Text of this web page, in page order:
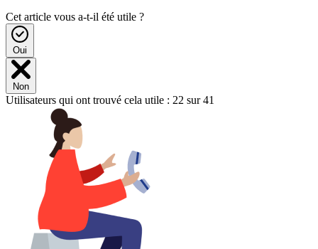
Cet article vous a-t-il été utile ?
Oui
Non
Utilisateurs qui ont trouvé cela utile : 22 sur 41